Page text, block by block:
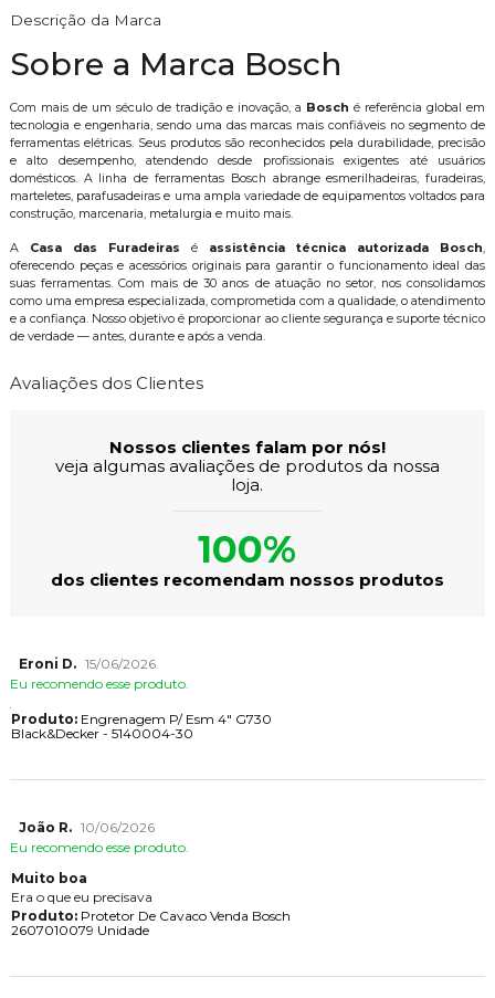
Descrição da Marca
Sobre a Marca Bosch
Com mais de um século de tradição e inovação, a Bosch é referência global em
tecnologia e engenharia, sendo uma das marcas mais confiáveis no segmento de
ferramentas elétricas. Seus produtos são reconhecidos pela durabilidade, precisão
e alto desempenho, atendendo desde profissionais exigentes até usuários
domésticos. A linha de ferramentas Bosch abrange esmerilhadeiras, furadeiras,
marteletes, parafusadeiras e uma ampla variedade de equipamentos voltados para
construção, marcenaria, metalurgia e muito mais.
A Casa das Furadeiras é assistência técnica autorizada Bosch
oferecendo peças e acessórios originais para garantir o funcionamento ideal das
suas ferramentas. Com mais de 30 anos de atuação no setor, nos consolidamos
como uma empresa especializada, comprometida com a qualidade, o atendimento
e a confiança. Nosso objetivo é proporcionar ao cliente segurança e suporte técnico
de verdade — antes, durante e após a venda.
Avaliações dos Clientes
Nossos clientes falam por nós!
veja algumas avaliações de produtos da nossa
loja.
100%
dos clientes recomendam nossos produtos
Eroni D. 15/06/2026
Eu recomendo esse produto.
Produto:Engrenagem P/ Esm 4" G730
Black&Decker - 5140004-30
João R. 10/06/2026
Eu recomendo esse produto.
Muito boa
Era o que eu precisava
Produto:Protetor De Cavaco Venda Bosch
2607010079 Unidade